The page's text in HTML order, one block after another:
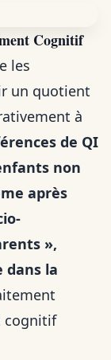
Cognitif
les
un quotient
à
de QI
non
après
»,
la
cognitif